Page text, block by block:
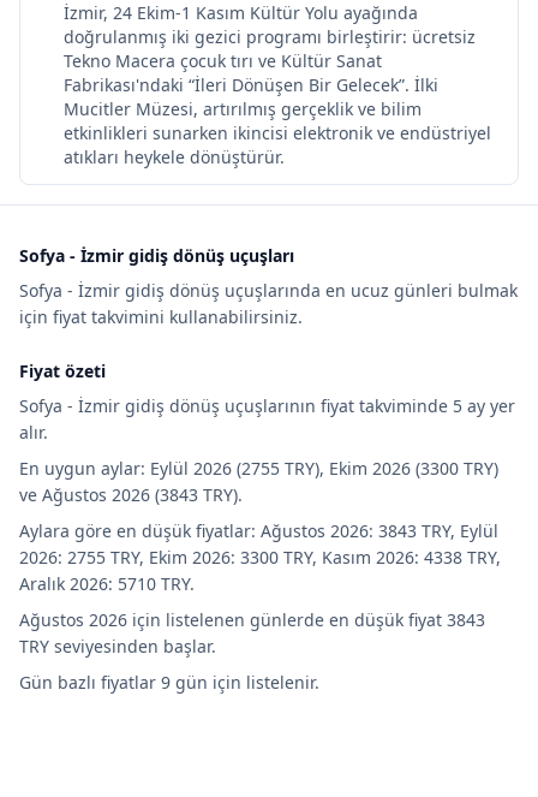
İzmir, 24 Ekim-1 Kasım Kültür Yolu ayağında
doğrulanmış iki gezici programı birleştirir: ücretsiz
Tekno Macera çocuk tırı ve Kültür Sanat
Fabrikası'ndaki “İleri Dönüşen Bir Gelecek”. İlki
Mucitler Müzesi, artırılmış gerçeklik ve bilim
etkinlikleri sunarken ikincisi elektronik ve endüstriyel
atıkları heykele dönüştürür.
Sofya - İzmir gidiş dönüş uçuşları
Sofya - İzmir gidiş dönüş uçuşlarında en ucuz günleri bulmak
için fiyat takvimini kullanabilirsiniz.
Fiyat özeti
Sofya - İzmir gidiş dönüş uçuşlarının fiyat takviminde 5 ay yer
alır.
En uygun aylar: Eylül 2026 (2755 TRY), Ekim 2026 (3300 TRY)
ve Ağustos 2026 (3843 TRY).
Aylara göre en düşük fiyatlar: Ağustos 2026: 3843 TRY, Eylül
2026: 2755 TRY, Ekim 2026: 3300 TRY, Kasım 2026: 4338 TRY,
Aralık 2026: 5710 TRY.
Ağustos 2026 için listelenen günlerde en düşük fiyat 3843
TRY seviyesinden başlar.
Gün bazlı fiyatlar 9 gün için listelenir.